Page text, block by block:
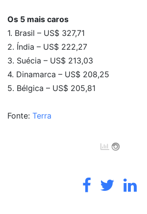
Os 5 mais caros
1. Brasil – US$ 327,71
2. Índia – US$ 222,27
3. Suécia – US$ 213,03
4. Dinamarca – US$ 208,25
5. Bélgica – US$ 205,81
Fonte: Terra